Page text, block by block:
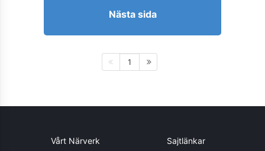
Nästa sida
1
Vårt Närverk Sajtlänkar